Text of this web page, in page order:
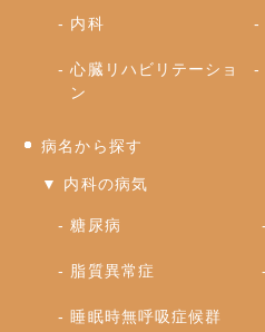
内科
心臓リハビリテーショ
ン
病名から探す
▼ 内科の病気
糖尿病
脂質異常症
睡眠時無呼吸症候群